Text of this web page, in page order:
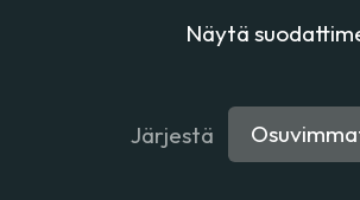
Näytä
Järjestä